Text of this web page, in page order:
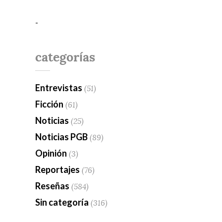
-
categorías
Entrevistas (51)
Ficción (61)
Noticias (25)
Noticias PGB (89)
Opinión (3)
Reportajes (76)
Reseñas (584)
Sin categoría (316)